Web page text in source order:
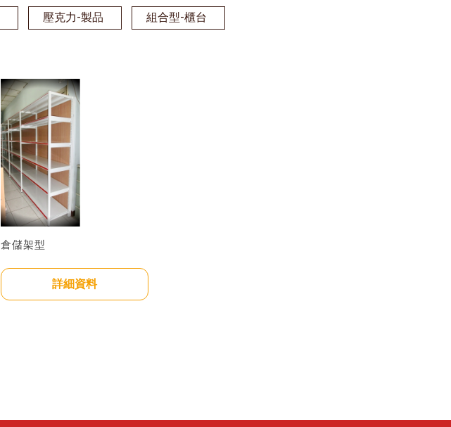
壓克力-製品 組合型-櫃台
倉儲架型
詳細資料